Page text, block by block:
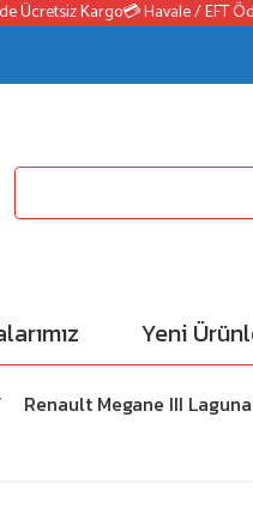
Kargo💳 Havale / EFT
Yeni
Renault Megane III